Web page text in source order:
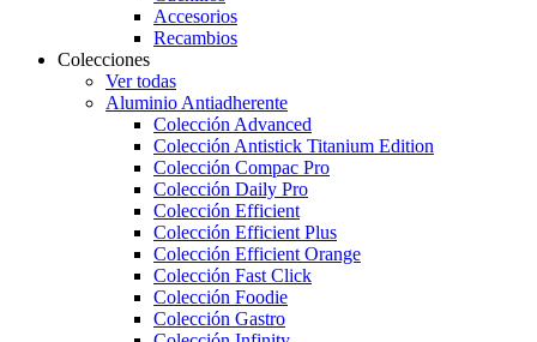
Accesorios
Recambios
Colecciones
Ver todas
Aluminio Antiadherente
Colección Advanced
Colección Antistick Titanium Edition
Colección Compac Pro
Colección Daily Pro
Colección Efficient
Colección Efficient Plus
Colección Efficient Orange
Colección Fast Click
Colección Foodie
Colección Gastro